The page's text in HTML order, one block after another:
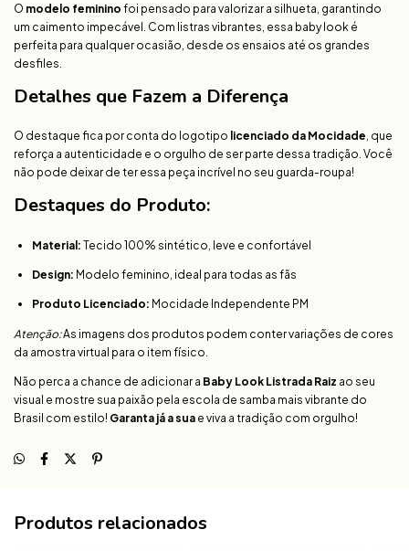
O modelo feminino foi pensado para valorizar a silhueta, garantindo
um caimento impecável. Com listras vibrantes, essa baby look é
perfeita para qualquer ocasião, desde os ensaios até os grandes
desfiles.
Detalhes que Fazem a Diferença
O destaque fica por conta do logotipo licenciado da Mocidade , que
reforça a autenticidade e o orgulho de ser parte dessa tradição. Você
não pode deixar de ter essa peça incrível no seu guarda-roupa!
Destaques do Produto:
Material: Tecido 100% sintético, leve e confortável
Design: Modelo feminino, ideal para todas as fãs
Produto Licenciado: Mocidade Independente PM
Atenção:As imagens dos produtos podem conter variações de cores
da amostra virtual para o item físico.
Não perca a chance de adicionar a Baby Look Listrada Raiz ao seu
visual e mostre sua paixão pela escola de samba mais vibrante do
Brasil com estilo! Garanta já a sua e viva a tradição com orgulho!
Produtos relacionados